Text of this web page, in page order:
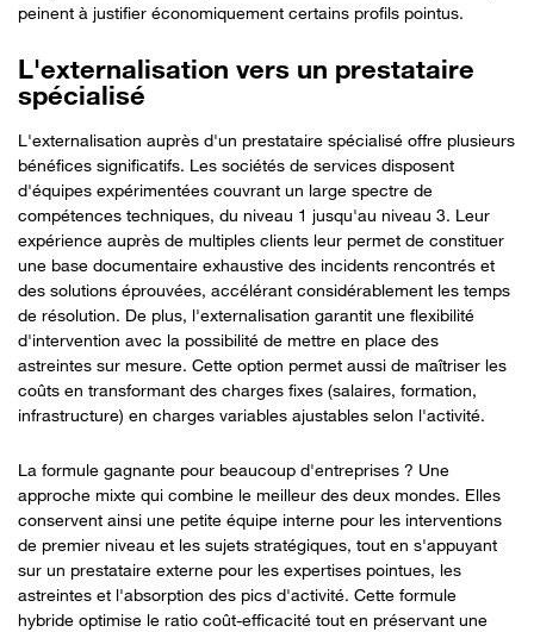
peinent à justifier économiquement certains profils pointus.
L'externalisation vers un prestataire
spécialisé
L'externalisation auprès d'un prestataire spécialisé offre plusieurs
bénéfices significatifs. Les sociétés de services disposent
d'équipes expérimentées couvrant un large spectre de
compétences techniques, du niveau 1 jusqu'au niveau 3. Leur
expérience auprès de multiples clients leur permet de constituer
une base documentaire exhaustive des incidents rencontrés et
des solutions éprouvées, accélérant considérablement les temps
de résolution. De plus, l'externalisation garantit une flexibilité
d'intervention avec la possibilité de mettre en place des
astreintes sur mesure. Cette option permet aussi de maîtriser les
coûts en transformant des charges fixes (salaires, formation,
infrastructure) en charges variables ajustables selon l'activité.
La formule gagnante pour beaucoup d'entreprises ? Une
approche mixte qui combine le meilleur des deux mondes. Elles
conservent ainsi une petite équipe interne pour les interventions
de premier niveau et les sujets stratégiques, tout en s'appuyant
sur un prestataire externe pour les expertises pointues, les
astreintes et l'absorption des pics d'activité. Cette formule
hybride optimise le ratio coût-efficacité tout en préservant une